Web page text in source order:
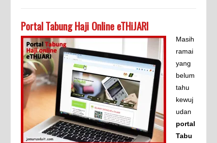
Portal Tabung Haji Online eTHiJARI
Masih
ramai
yang
belum
tahu
kewuj
udan
portal
Tabu